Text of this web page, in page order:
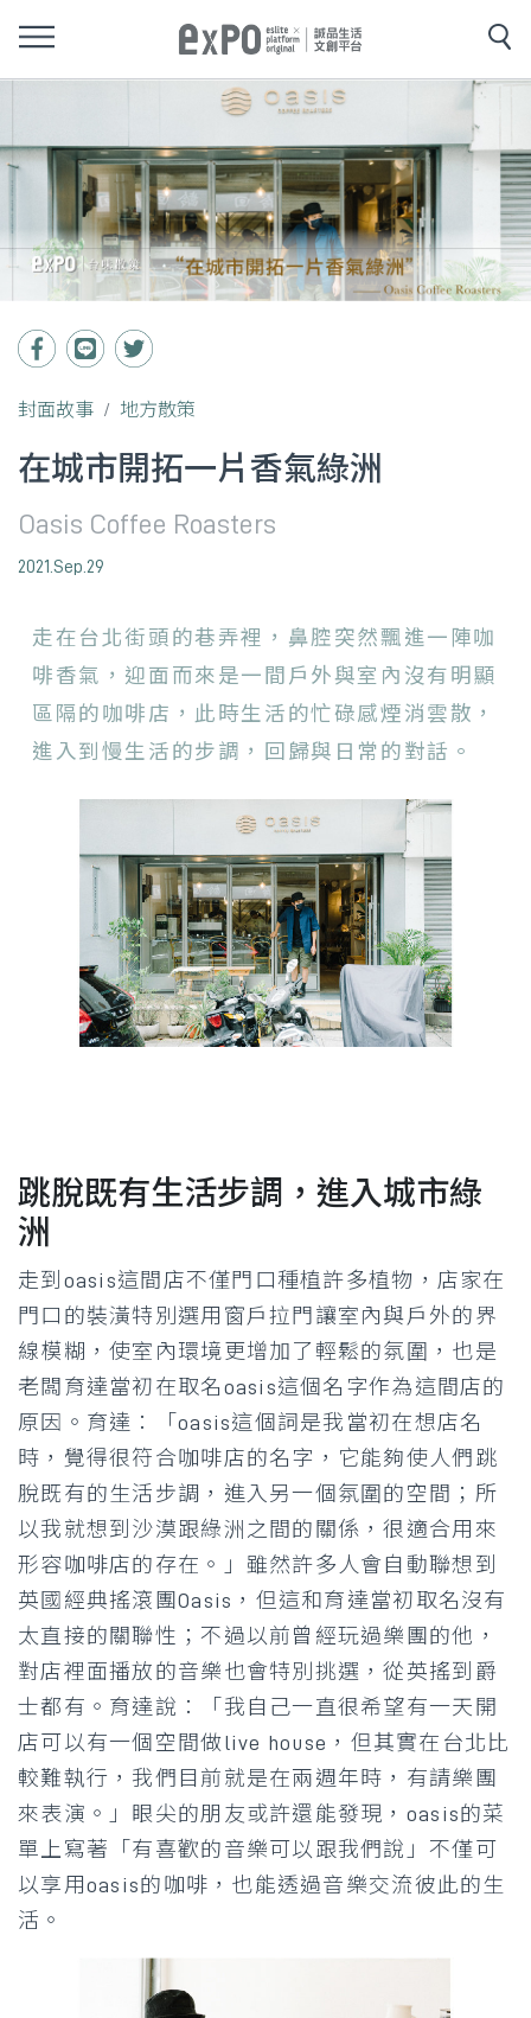
封面故事 地方散策
在城市開拓一片香氣綠洲
Oasis Coffee Roasters
2021.Sep.29
走在台北街頭的巷弄裡，鼻腔突然飄進一陣咖
啡香氣，迎面而來是一間戶外與室內沒有明顯
區隔的咖啡店，此時生活的忙碌感煙消雲散，
進入到慢生活的步調，回歸與日常的對話。
跳脫既有生活步調，進入城市綠
洲
走到oasis這間店不僅門口種植許多植物，店家在
門口的裝潢特別選用窗戶拉門讓室內與戶外的界
線模糊，使室內環境更增加了輕鬆的氛圍，也是
老闆育達當初在取名oasis這個名字作為這間店的
原因。育達：「oasis這個詞是我當初在想店名
時，覺得很符合咖啡店的名字，它能夠使人們跳
脫既有的生活步調，進入另一個氛圍的空間；所
以我就想到沙漠跟綠洲之間的關係，很適合用來
形容咖啡店的存在。」雖然許多人會自動聯想到
英國經典搖滾團Oasis，但這和育達當初取名沒有
太直接的關聯性；不過以前曾經玩過樂團的他，
對店裡面播放的音樂也會特別挑選，從英搖到爵
士都有。育達說：「我自己一直很希望有一天開
店可以有一個空間做live house，但其實在台北比
較難執行，我們目前就是在兩週年時，有請樂團
來表演。」眼尖的朋友或許還能發現，oasis的菜
單上寫著「有喜歡的音樂可以跟我們說」不僅可
以享用oasis的咖啡，也能透過音樂交流彼此的生
活。